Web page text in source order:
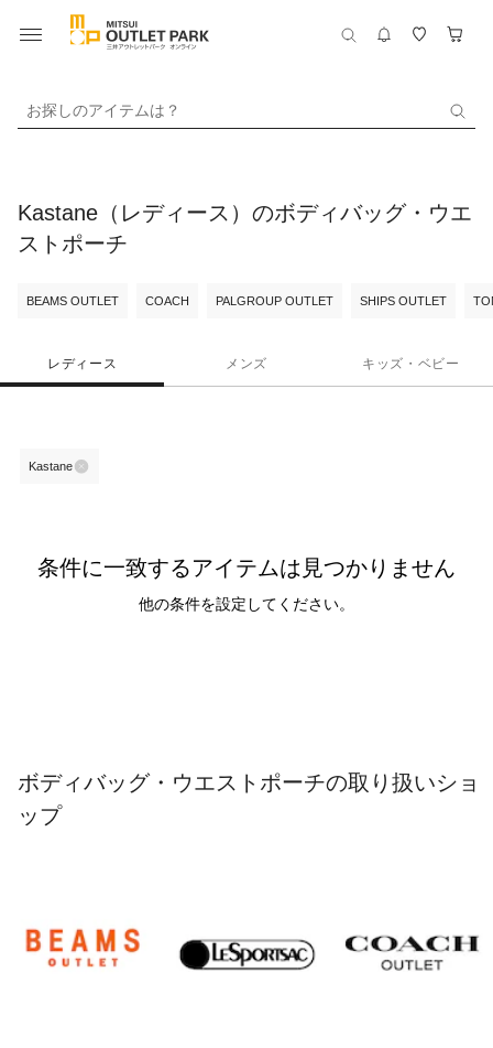
お探しのアイテムは？
Kastane（レディース）のボディバッグ・ウエ
ストポーチ
BEAMS OUTLET COACH PALGROUP OUTLET SHIPS OUTLET
レディース メンズ キッズ・ベビー
Kastane
条件に一致するアイテムは見つかりません
他の条件を設定してください。
ボディバッグ・ウエストポーチの取り扱いショ
ップ